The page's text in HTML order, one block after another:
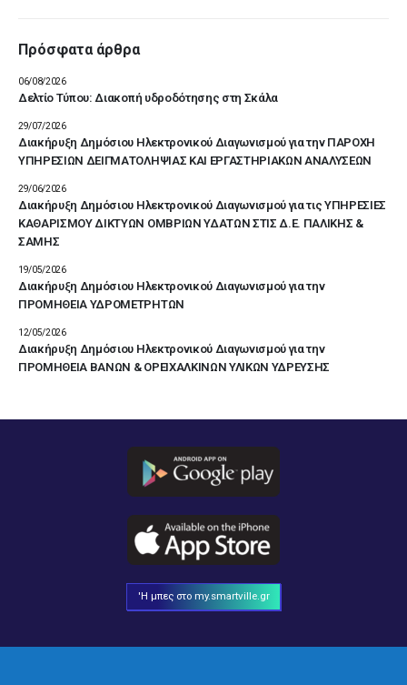
Πρόσφατα άρθρα
Δελτίο Τύπου: Διακοπή υδροδότησης στη Σκάλα
06/08/2026
Διακήρυξη Δημόσιου Ηλεκτρονικού Διαγωνισμού για την ΠΑΡΟΧΗ
ΥΠΗΡΕΣΙΩΝ ΔΕΙΓΜΑΤΟΛΗΨΙΑΣ ΚΑΙ ΕΡΓΑΣΤΗΡΙΑΚΩΝ ΑΝΑΛΥΣΕΩΝ
29/07/2026
Διακήρυξη Δημόσιου Ηλεκτρονικού Διαγωνισμού για τις ΥΠΗΡΕΣΙΕΣ
ΚΑΘΑΡΙΣΜΟΥ ΔΙΚΤΥΩΝ ΟΜΒΡΙΩΝ ΥΔΑΤΩΝ ΣΤΙΣ Δ.Ε. ΠΑΛΙΚΗΣ &
ΣΑΜΗΣ
29/06/2026
Διακήρυξη Δημόσιου Ηλεκτρονικού Διαγωνισμού για την
ΠΡΟΜΗΘΕΙΑ ΥΔΡΟΜΕΤΡΗΤΩΝ
19/05/2026
Διακήρυξη Δημόσιου Ηλεκτρονικού Διαγωνισμού για την
ΠΡΟΜΗΘΕΙΑ ΒΑΝΩΝ & ΟΡΕΙΧΑΛΚΙΝΩΝ ΥΛΙΚΩΝ ΥΔΡΕΥΣΗΣ
12/05/2026
'Η μπες στο my.smartville.gr